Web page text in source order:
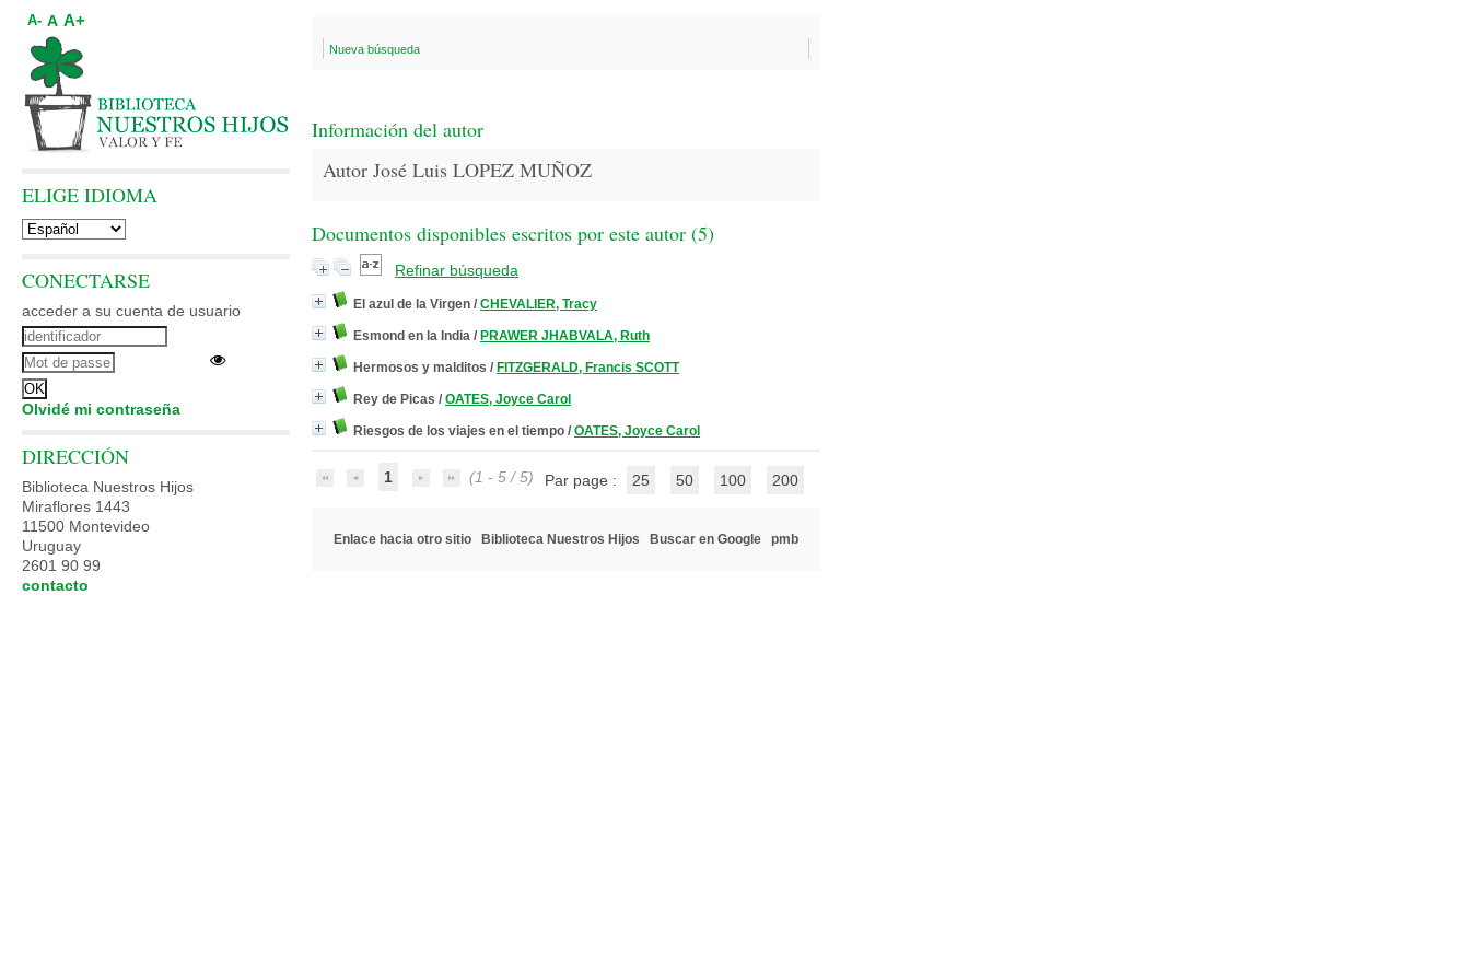
Nueva búsqueda
Información del autor
Autor José Luis LOPEZ MUÑOZ
Documentos disponibles escritos por este autor (5)
Refinar búsqueda
El azul de la Virgen / CHEVALIER, Tracy
Esmond en la India / PRAWER JHABVALA, Ruth
Hermosos y malditos / FITZGERALD, Francis SCOTT
Rey de Picas / OATES, Joyce Carol
Riesgos de los viajes en el tiempo / OATES, Joyce Carol
1 (1 - 5 / 5) Par page : 25 50 100 200
Enlace hacia otro sitio Biblioteca Nuestros Hijos Buscar en Google pmb
A- A A+
ELIGE IDIOMA
CONECTARSE
acceder a su cuenta de usuario
Olvidé mi contraseña
DIRECCIÓN
Biblioteca Nuestros Hijos
Miraflores 1443
11500 Montevideo
Uruguay
2601 90 99
contacto